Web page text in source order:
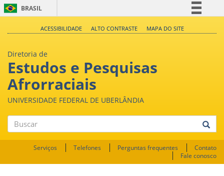
BRASIL
Acesso à informação
ACESSIBILIDADE ALTO CONTRASTE MAPA DO SITE
Diretoria de
Estudos e Pesquisas
Afrorraciais
UNIVERSIDADE FEDERAL DE UBERLÂNDIA
Buscar
Serviços Telefones Perguntas frequentes
Contato
Fale conosco